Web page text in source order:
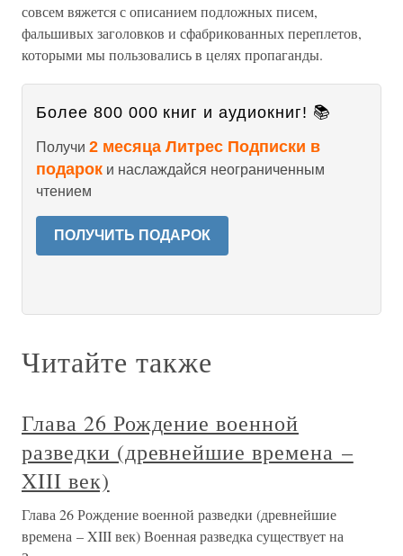
совсем вяжется с описанием подложных писем,
фальшивых заголовков и сфабрикованных переплетов,
которыми мы пользовались в целях пропаганды.
Более 800 000 книг и аудиокниг! 📚
Получи 2 месяца Литрес Подписки в
подарок и наслаждайся неограниченным
чтением
ПОЛУЧИТЬ ПОДАРОК
Читайте также
Глава 26 Рождение военной
разведки (древнейшие времена –
XIII век)
Глава 26 Рождение военной разведки (древнейшие
времена – XIII век) Военная разведка существует на